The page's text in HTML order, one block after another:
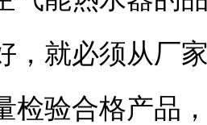
，就必须从厂
检验合格产品